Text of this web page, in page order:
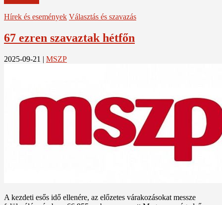
Hírek és események Választás és szavazás
67 ezren szavaztak hétfőn
2025-09-21 | MSZP
A kezdeti esős idő ellenére, az előzetes várakozásokat messze